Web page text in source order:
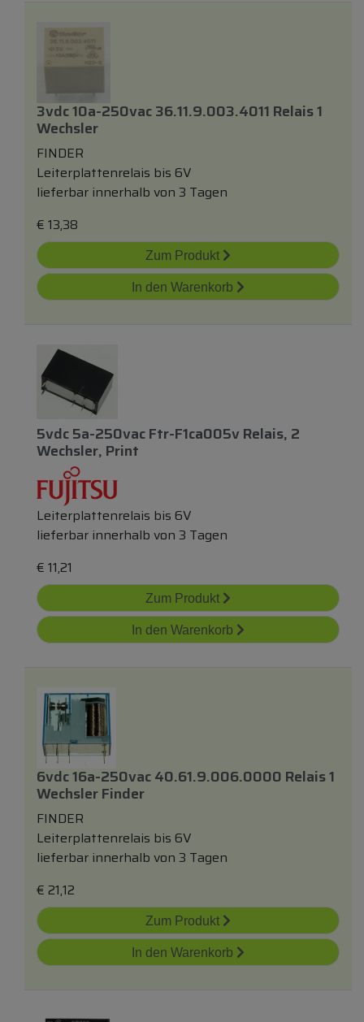
3vdc 10a-250vac 36.11.9.003.4011 Relais 1
Wechsler
FINDER
Leiterplattenrelais bis 6V
lieferbar innerhalb von 3 Tagen
€ 13,38
Zum Produkt
In den Warenkorb
5vdc 5a-250vac Ftr-F1ca005v Relais, 2
Wechsler, Print
Leiterplattenrelais bis 6V
lieferbar innerhalb von 3 Tagen
€ 11,21
Zum Produkt
In den Warenkorb
6vdc 16a-250vac 40.61.9.006.0000 Relais 1
Wechsler Finder
FINDER
Leiterplattenrelais bis 6V
lieferbar innerhalb von 3 Tagen
€ 21,12
Zum Produkt
In den Warenkorb